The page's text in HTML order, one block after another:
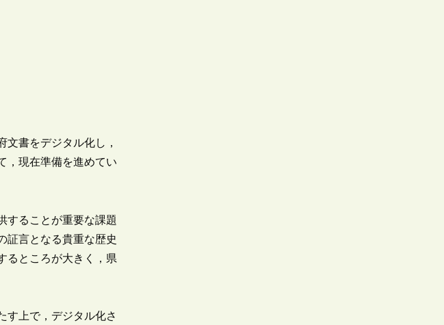
書をデジタル化し，
，現在準備を進めてい
することが重要な課題
証言となる貴重な歴史
るところが大きく，県
す上で，デジタル化さ